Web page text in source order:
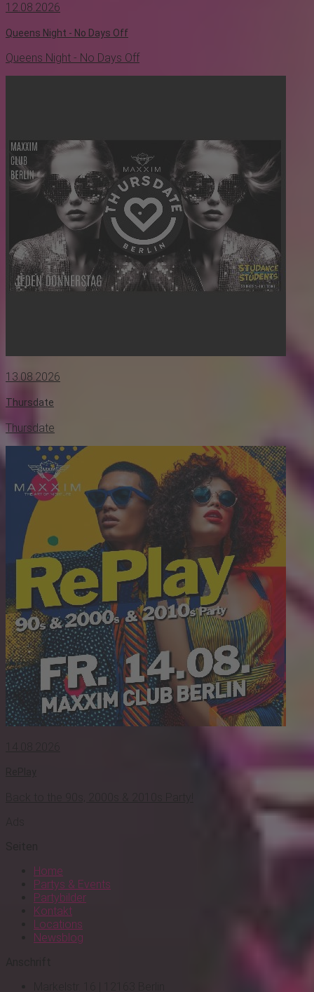
12.08.2026
Queens Night - No Days Off
Queens Night - No Days Off
13.08.2026
Thursdate
Thursdate
Home
Partys & Events
Partybilder
Kontakt
Locations
Newsblog